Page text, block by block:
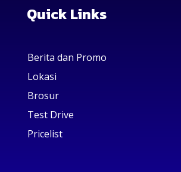
Quick Links
Berita dan Promo
Lokasi
Brosur
Test Drive
Pricelist